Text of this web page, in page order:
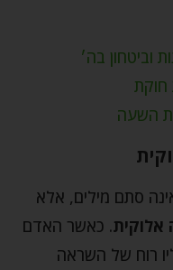
וביטחון בה׳
השעה
סתם מילים, אלא
אלוקית. כאשר האדם
רוח של השראה